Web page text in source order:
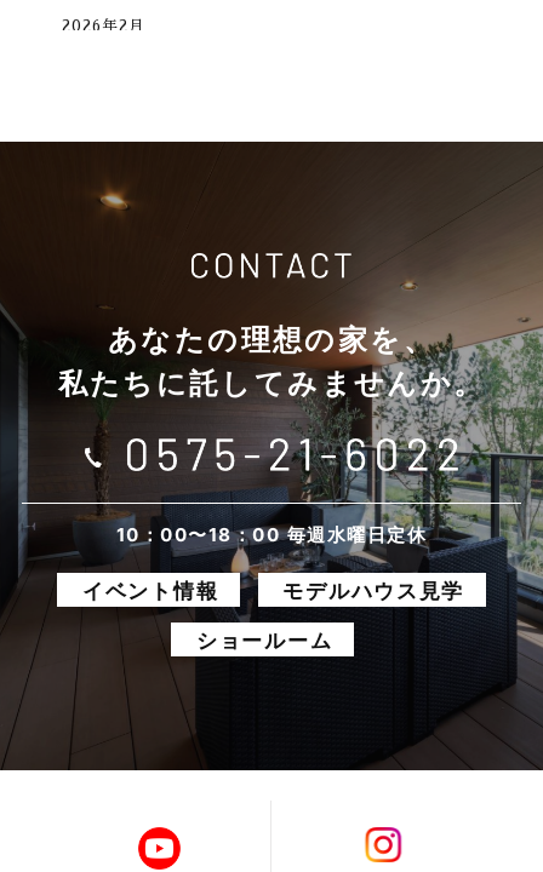
2026年2月
2025年11月
2025年9月
2025年7月
2025年6月
2025年5月
2025年4月
2025年1月
あなたの理想の家を、
私たちに託してみませんか。
10：00〜18：00 毎週水曜日定休
イベント情報
モデルハウス見学
ショールーム